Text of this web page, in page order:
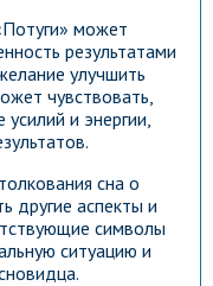
может
результатами
улучшить
чувствовать,
и энергии,
сна о
другие аспекты и
символы
ситуацию и